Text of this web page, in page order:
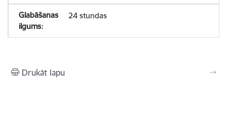
24 stundas
Drukāt lapu